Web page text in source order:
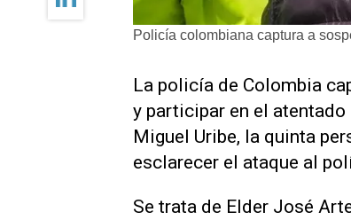
Policía colombiana captura a
La policía de Colombia
y participar en el
Miguel Uribe, la quinta
esclarecer el ataque al
Se trata de Elder José